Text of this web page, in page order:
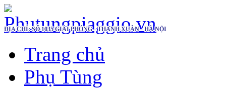
ĐỊA CHỈ: SỐ 1035 GIẢI PHÓNG - THANH XUÂN - HÀ NỘI
Trang chủ
Phụ Tùng